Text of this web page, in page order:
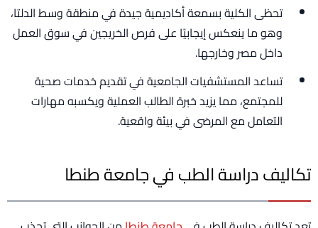
تحظى الكلية بسمعة أكاديمية جيدة في منطقة وسط الدلتا،
وهو ما ينعكس إيجابيًا على فرص الخريجين في سوق العمل
داخل مصر وخارجها.
تساعد المستشفيات الجامعية في تقديم خدمات صحية
للمجتمع، مما يزيد خبرة الطالب العملية ويكسبه مهارات
التعامل مع المرضى في بيئة واقعية.
تكاليف دراسة الطب في جامعة طنطا